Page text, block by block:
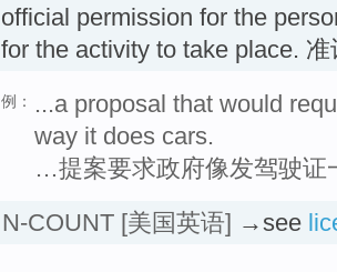
official permission for the
for the activity to take place. 准
例：
...a proposal that would
way it does cars.
…提案要求政府像发驾驶证
N-COUNT [美国英语] →see